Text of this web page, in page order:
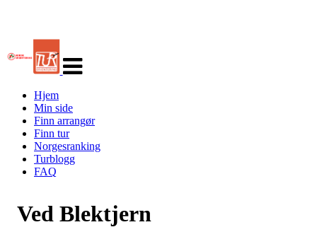
navigasjon
Hjem
Min side
Finn arrangør
Finn tur
Norgesranking
Turblogg
FAQ
Ved Blektjern